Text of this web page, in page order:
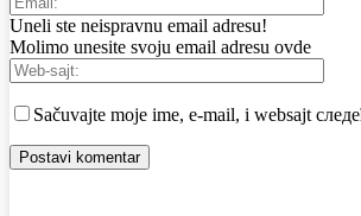
Uneli ste neispravnu email adresu!
Molimo unesite svoju email adresu ovde
Sačuvajte moje ime, e-mail, i websajt